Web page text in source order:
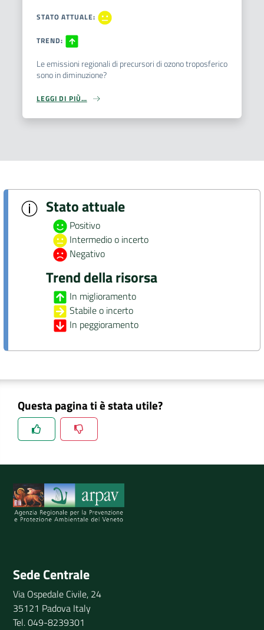
STATO ATTUALE:
TREND:
Le emissioni regionali di precursori di ozono troposferico
sono in diminuzione?
LEGGI DI PIÙ…
Stato attuale
Positivo
Intermedio o incerto
Negativo
Trend della risorsa
In miglioramento
Stabile o incerto
In peggioramento
Questa pagina ti è stata utile?
Spiegaci perchè, e aiutaci a migliorare il servizio
Sede Centrale
Via Ospedale Civile, 24
35121 Padova Italy
Tel. 049-8239301